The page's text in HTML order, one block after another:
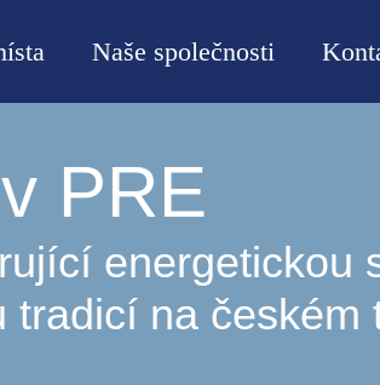
Naše společnosti
PRE
energetickou
tradicí na českém